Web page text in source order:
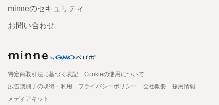
minneのセキュリティ
お問い合わせ
特定商取引法に基づく表記
Cookieの使用について
広告識別子の取得・利用
プライバシーポリシー 会社概要
採用情報
メディアキット